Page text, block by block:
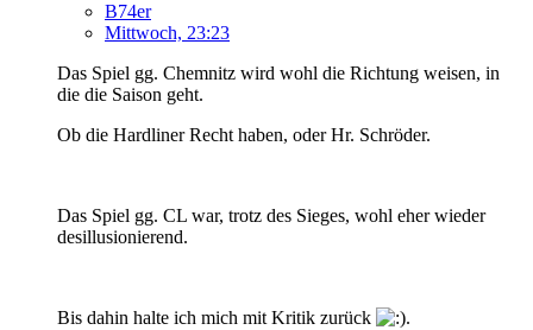
B74er
Mittwoch, 23:23
Das Spiel gg. Chemnitz wird wohl die Richtung weisen, in
die die Saison geht.
Ob die Hardliner Recht haben, oder Hr. Schröder.
Das Spiel gg. CL war, trotz des Sieges, wohl eher wieder
desillusionierend.
Bis dahin halte ich mich mit Kritik zurück .